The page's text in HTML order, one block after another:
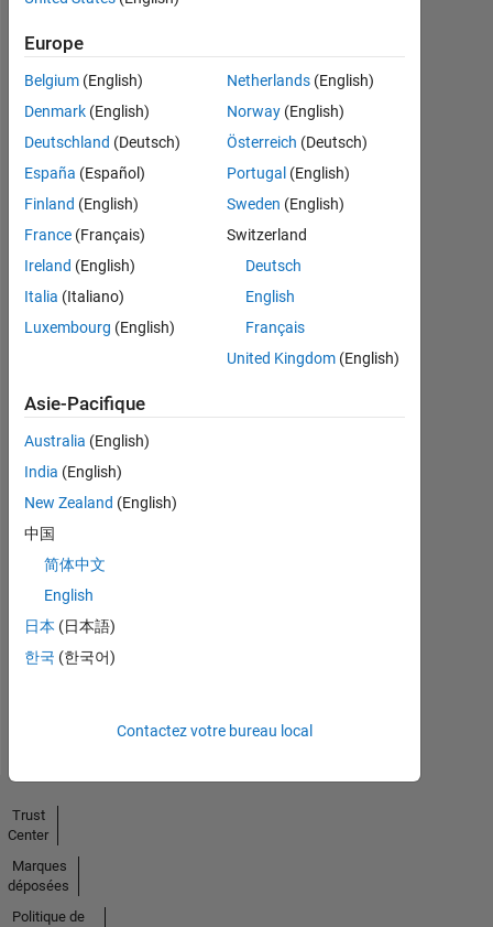
Please
login
endorse
this
person
a
skill
No
Endorsements
received
Europe
Belgium (English)
Denmark (English)
Deutschland (Deutsch)
España (Español)
Finland (English)
France (Français)
Ireland (English)
Italia (Italiano)
Luxembourg (English)
Netherlands(English)
Norway(English)
Österreich (Deutsch)
Portugal (English)
Sweden (English)
Switzerland
Deutsch
English
Français
United Kingdom(English)
Asie-Pacifique
Australia (English)
India (English)
New Zealand (English)
中国
简体中文
English
日本 (日本語)
한국 (한국어)
Contactez votre bureau local
Trust
Center
Marques
déposées
Politique de